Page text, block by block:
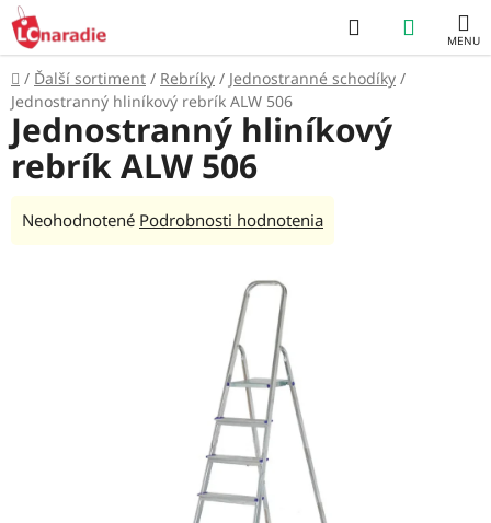
Prejsť
na
obsah
Hľadať
KOŠÍK
Domov
/ Ďalší sortiment / Rebríky / Jednostranné schodíky /
Jednostranný hliníkový rebrík ALW 506
Jednostranný hliníkový
rebrík ALW 506
Priemerné
Neohodnotené Podrobnosti hodnotenia